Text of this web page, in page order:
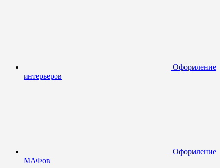
Оформление
интерьеров
Оформление
МАФов